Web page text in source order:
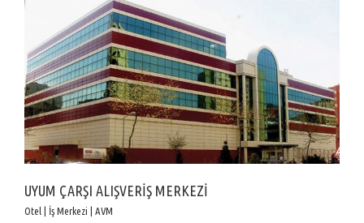
UYUM ÇARŞI ALIŞVERİŞ MERKEZİ
Otel | İş Merkezi | AVM